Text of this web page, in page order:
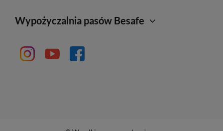
Wypożyczalnia pasów Besafe